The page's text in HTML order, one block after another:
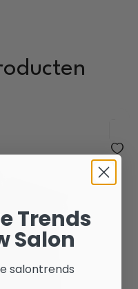
Trends
Salon
salontrends